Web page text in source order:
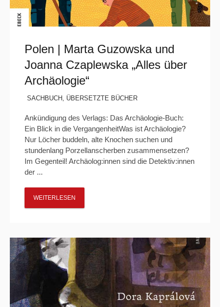
Polen | Marta Guzowska und
Joanna Czaplewska „Alles über
Archäologie“
SACHBUCH , ÜBERSETZTE BÜCHER
Ankündigung des Verlags: Das Archäologie-Buch:
Ein Blick in die VergangenheitWas ist Archäologie?
Nur Löcher buddeln, alte Knochen suchen und
stundenlang Porzellanscherben zusammensetzen?
Im Gegenteil! Archäolog:innen sind die Detektiv:innen
der ...
WEITERLESEN